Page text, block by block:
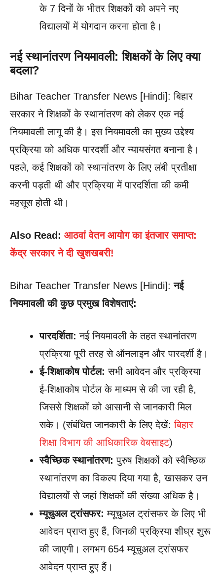
के 7 दिनों के भीतर शिक्षकों को अपने नए
विद्यालयों में योगदान करना होता है।
नई स्थानांतरण नियमावली: शिक्षकों के लिए क्या
बदला?
Bihar Teacher Transfer News [Hindi]: बिहार
सरकार ने शिक्षकों के स्थानांतरण को लेकर एक नई
नियमावली लागू की है। इस नियमावली का मुख्य उद्देश्य
प्रक्रिया को अधिक पारदर्शी और न्यायसंगत बनाना है।
पहले, कई शिक्षकों को स्थानांतरण के लिए लंबी प्रतीक्षा
करनी पड़ती थी और प्रक्रिया में पारदर्शिता की कमी
महसूस होती थी।
Also Read: आठवां वेतन आयोग का इंतजार समाप्त:
केंद्र सरकार ने दी खुशखबरी!
Bihar Teacher Transfer News [Hindi]:नई
नियमावली की कुछ प्रमुख विशेषताएं:
पारदर्शिता: नई नियमावली के तहत स्थानांतरण
प्रक्रिया पूरी तरह से ऑनलाइन और पारदर्शी है।
ई-शिक्षाकोष पोर्टल: सभी आवेदन और प्रक्रिया
ई-शिक्षाकोष पोर्टल के माध्यम से की जा रही है,
जिससे शिक्षकों को आसानी से जानकारी मिल
सके। (संबंधित जानकारी के लिए देखें:बिहार
शिक्षा विभाग की आधिकारिक वेबसाइट)
स्वैच्छिक स्थानांतरण: पुरुष शिक्षकों को स्वैच्छिक
स्थानांतरण का विकल्प दिया गया है, खासकर उन
विद्यालयों से जहां शिक्षकों की संख्या अधिक है।
म्यूचुअल ट्रांसफर: म्यूचुअल ट्रांसफर के लिए भी
आवेदन प्राप्त हुए हैं, जिनकी प्रक्रिया शीघ्र शुरू
की जाएगी। लगभग 654 म्यूचुअल ट्रांसफर
आवेदन प्राप्त हुए हैं।